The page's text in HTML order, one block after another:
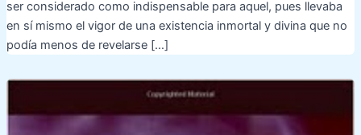
ser considerado como indispensable para aquel, pues llevaba
en sí mismo el vigor de una existencia inmortal y divina que no
podía menos de revelarse […]